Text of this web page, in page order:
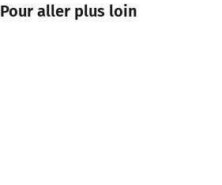
Pour aller plus loin